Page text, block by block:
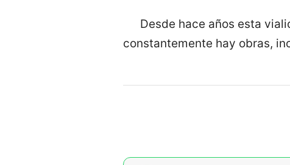
Desde hace años esta
constantemente hay obras,